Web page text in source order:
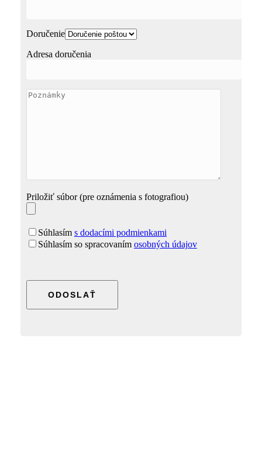
Doručenie
Adresa doručenia
Priložiť súbor (pre oznámenia s fotografiou)
Súhlasím s dodacími podmienkami
Súhlasím so spracovaním osobných údajov
empty.